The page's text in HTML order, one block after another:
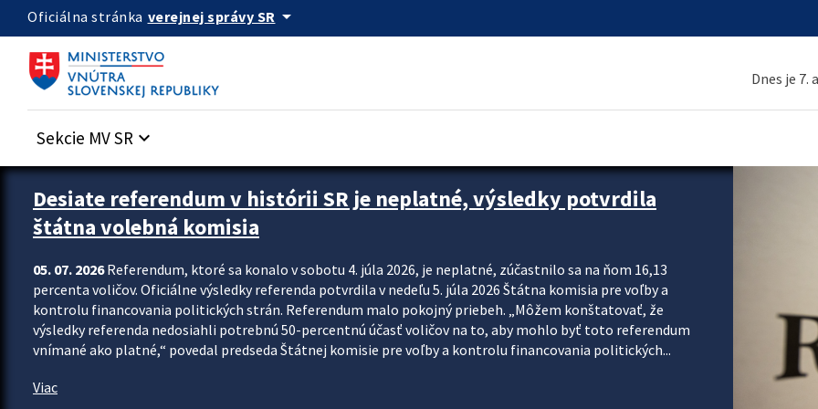
Preskocit na hlavný obsah
Oficiálna stránka verejnej správy SR arrow_drop_down
Dnes je 7.
Sekcie MV SR keyboard_arrow_down
Zastavit automatický posun upútavok
Desiate referendum v histórii SR je neplatné, výsledky potvrdila
štátna volebná komisia
05. 07. 2026Referendum, ktoré sa konalo v sobotu 4. júla 2026, je neplatné, zúčastnilo sa na ňom 16,13
percenta voličov. Oficiálne výsledky referenda potvrdila v nedeľu 5. júla 2026 Štátna komisia pre voľby a
kontrolu financovania politických strán. Referendum malo pokojný priebeh. „Môžem konštatovať, že
výsledky referenda nedosiahli potrebnú 50-percentnú účasť voličov na to, aby mohlo byť toto referendum
vnímané ako platné,“ povedal predseda Štátnej komisie pre voľby a kontrolu financovania politických...
Viac